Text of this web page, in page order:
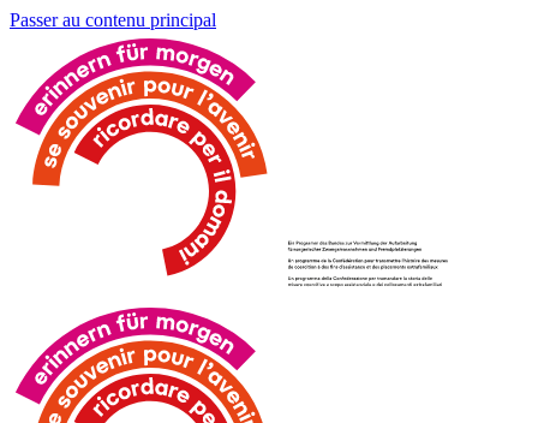
Passer au contenu principal